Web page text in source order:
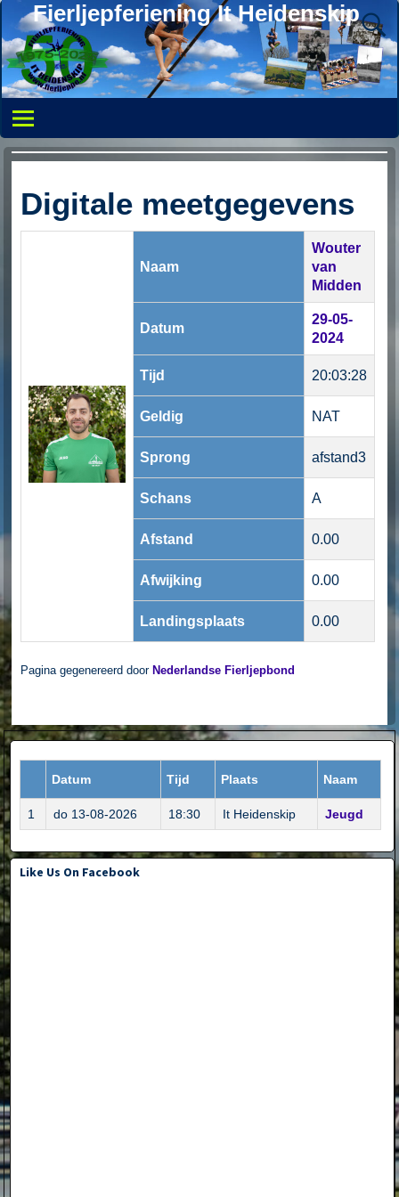
Fierljepferiening It Heidenskip
Digitale meetgegevens
Naam
Wouter
van
Midden
Datum
29-05-
2024
Tijd 20:03:28
Geldig NAT
Sprong afstand3
Schans A
Afstand 0.00
Afwijking 0.00
Landingsplaats 0.00
Pagina gegenereerd door Nederlandse Fierljepbond
Datum Tijd Plaats Naam
1 do 13-08-2026 18:30 It Heidenskip Jeugd
Like Us On Facebook